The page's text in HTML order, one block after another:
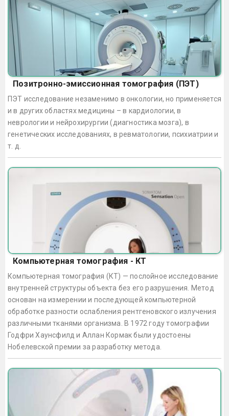
Позитронно-эмиссионная томография (ПЭТ)
ПЭТ исследование незаменимо в онкологии, но применяется
и в других областях медицины – в кардиологии, в
неврологии и нейрохирургии (диагностика мозга), в
генетических исследованиях, в ревматологии, психиатрии и
т. д.
Компьютерная томография - КТ
Компьютерная томография (КТ) — послойное исследование
внутренней структуры объекта без его разрушения. Метод
основан на измерении и последующей компьютерной
обработке разности ослабления рентгеновского излучения
различными тканями организма. В 1972 году томографии
Годфри Хаунсфилд и Аллан Кормак были удостоены
Нобелевской премии за разработку метода.